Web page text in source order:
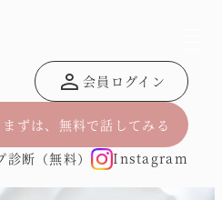
person 会員ログイン
まずは、無料で話してみる
診断（無料）
Instagram